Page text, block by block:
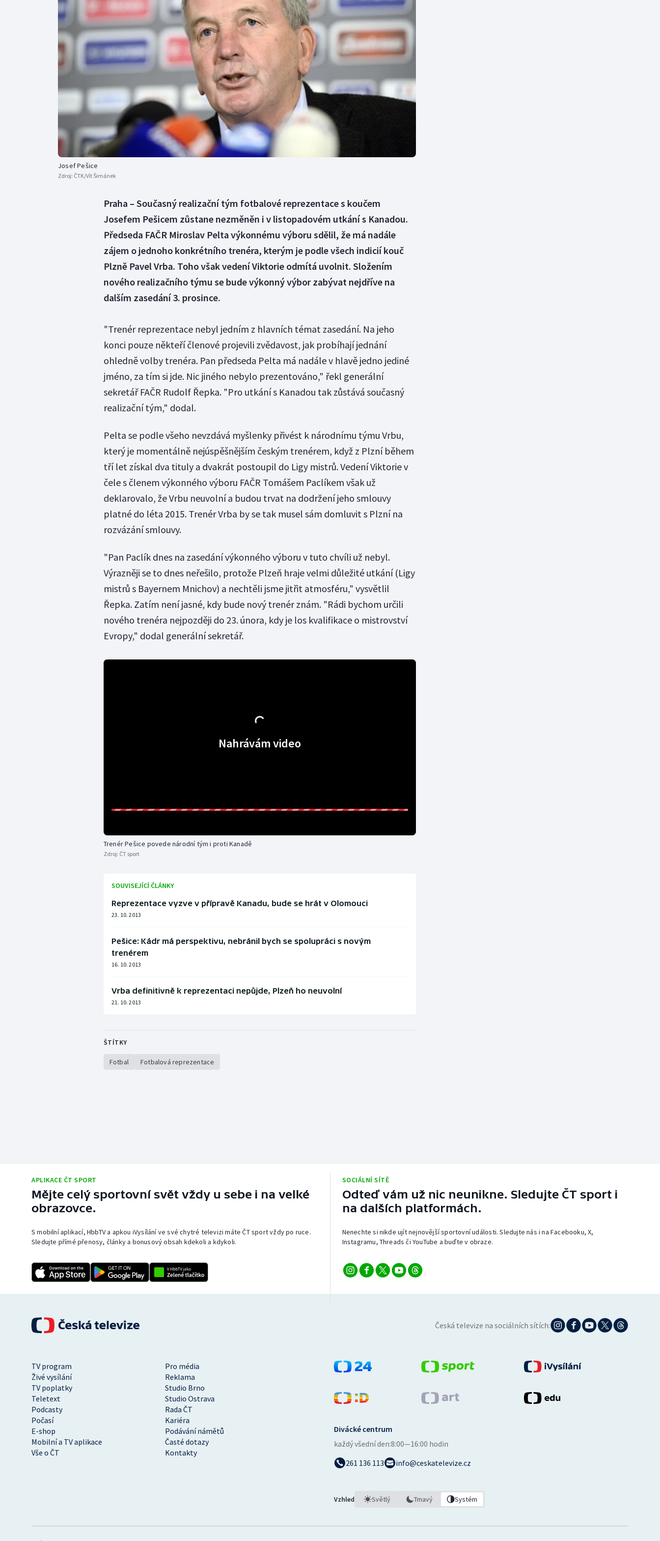
Dostihy
Futsal
Golf
Gymnastika
Moderní pětiboj
Motorsport
Olympijské hry
Parasport
Plavání
Plážový volejbal
Triatlon
Veslování
Vodní slalom
Ostatní
Josef Pešice
Zdroj: ČTK/Vít Šimánek
Praha – Současný realizační tým fotbalové reprezentace s koučem
Josefem Pešicem zůstane nezměněn i v listopadovém utkání s Kanadou.
Předseda FAČR Miroslav Pelta výkonnému výboru sdělil, že má nadále
zájem o jednoho konkrétního trenéra, kterým je podle všech indicií kouč
Plzně Pavel Vrba. Toho však vedení Viktorie odmítá uvolnit. Složením
nového realizačního týmu se bude výkonný výbor zabývat nejdříve na
dalším zasedání 3. prosince.
"Trenér reprezentace nebyl jedním z hlavních témat zasedání. Na jeho
konci pouze někteří členové projevili zvědavost, jak probíhají jednání
ohledně volby trenéra. Pan předseda Pelta má nadále v hlavě jedno jediné
jméno, za tím si jde. Nic jiného nebylo prezentováno," řekl generální
sekretář FAČR Rudolf Řepka. "Pro utkání s Kanadou tak zůstává současný
realizační tým," dodal.
Pelta se podle všeho nevzdává myšlenky přivést k národnímu týmu Vrbu,
který je momentálně nejúspěšnějším českým trenérem, když z Plzní během
tří let získal dva tituly a dvakrát postoupil do Ligy mistrů. Vedení Viktorie v
čele s členem výkonného výboru FAČR Tomášem Paclíkem však už
deklarovalo, že Vrbu neuvolní a budou trvat na dodržení jeho smlouvy
platné do léta 2015. Trenér Vrba by se tak musel sám domluvit s Plzní na
rozvázání smlouvy.
"Pan Paclík dnes na zasedání výkonného výboru v tuto chvíli už nebyl.
Výrazněji se to dnes neřešilo, protože Plzeň hraje velmi důležité utkání (Ligy
mistrů s Bayernem Mnichov) a nechtěli jsme jitřit atmosféru," vysvětlil
Řepka. Zatím není jasné, kdy bude nový trenér znám. "Rádi bychom určili
nového trenéra nejpozději do 23. února, kdy je los kvalifikace o mistrovství
Evropy," dodal generální sekretář.
Nahrávám video
Trenér Pešice povede národní tým i proti Kanadě
Zdroj: ČT sport
SOUVISEJÍCÍ ČLÁNKY
Reprezentace vyzve v přípravě Kanadu, bude se hrát v Olomouci
23. 10. 2013
Pešice: Kádr má perspektivu, nebránil bych se spolupráci s novým
trenérem
16. 10. 2013
Vrba definitivně k reprezentaci nepůjde, Plzeň ho neuvolní
21. 10. 2013
ŠTÍTKY
Fotbal Fotbalová reprezentace
APLIKACE ČT SPORT
Mějte celý sportovní svět vždy u sebe i na velké
obrazovce.
S mobilní aplikací, HbbTV a apkou iVysílání ve své chytré televizi máte ČT sport vždy po ruce.
Sledujte přímé přenosy, články a bonusový obsah kdekoli a kdykoli.
SOCIÁLNÍ SÍTĚ
Odteď vám už nic neunikne. Sledujte ČT sport i
na dalších platformách.
Nenechte si nikde ujít nejnovější sportovní události. Sledujte nás i na Facebooku, X,
Instagramu, Threads či YouTube a buďte v obraze.
Česká televize na sociálních sítích:
TV program
Pro média
Živé vysílání
Reklama
TV poplatky
Studio Brno
Teletext
Studio Ostrava
Podcasty
Rada ČT
Počasí
Kariéra
E-shop
Podávání námětů
Mobilní a TV aplikace
Časté dotazy
Vše o ČT
Kontakty
Divácké centrum
každý všední den:8:00—16:00 hodin
261 136 113
info@ceskatelevize.cz
Vzhled Světlý Tmavý Systém